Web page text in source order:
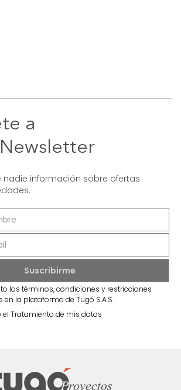
a
nadie información sobre ofertas
los términos, condiciones y restricciones
la plataforma de Tugó S.A.S.
el Tratamiento de mis datos